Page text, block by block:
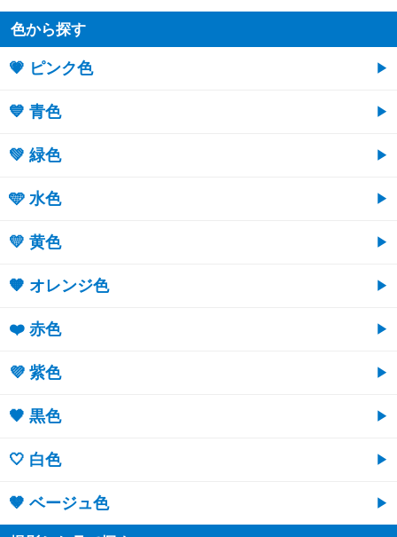
色から探す
💗 ピンク色
💙 青色
💚 緑色
🩵 水色
💛 黄色
🧡 オレンジ色
❤️ 赤色
💜 紫色
🖤 黒色
🤍 白色
🤎 ベージュ色